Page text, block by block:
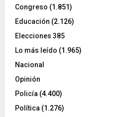
Congreso (1.851)
Educación (2.126)
Elecciones 385
Lo más leído (1.965)
Nacional
Opinión
Policía (4.400)
Política (1.276)